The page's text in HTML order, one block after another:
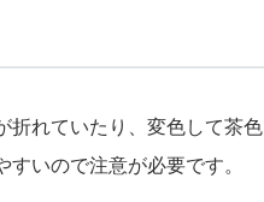
折れていたり、変色して茶色
いので注意が必要です。